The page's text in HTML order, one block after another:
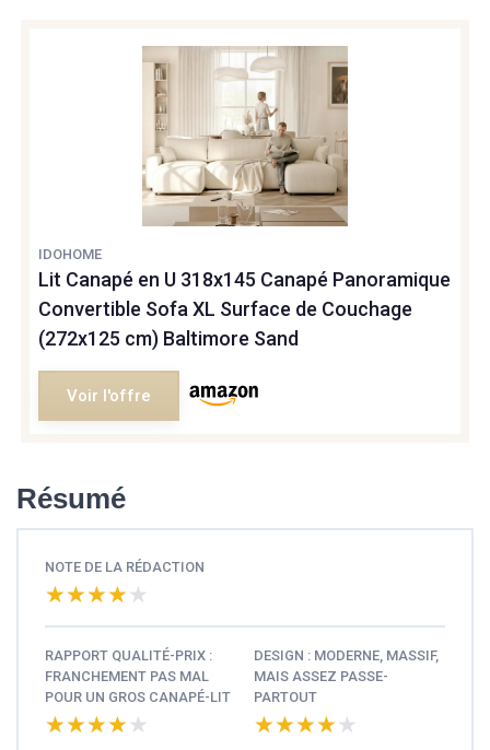
IDOHOME
Lit Canapé en U 318x145 Canapé Panoramique
Convertible Sofa XL Surface de Couchage
(272x125 cm) Baltimore Sand
Voir l'offre
Résumé
NOTE DE LA RÉDACTION
★★★★★
★★★★★
RAPPORT QUALITÉ-PRIX :
FRANCHEMENT PAS MAL
POUR UN GROS CANAPÉ-LIT
★★★★★
★★★★★
DESIGN : MODERNE, MASSIF,
MAIS ASSEZ PASSE-
PARTOUT
★★★★★
★★★★★